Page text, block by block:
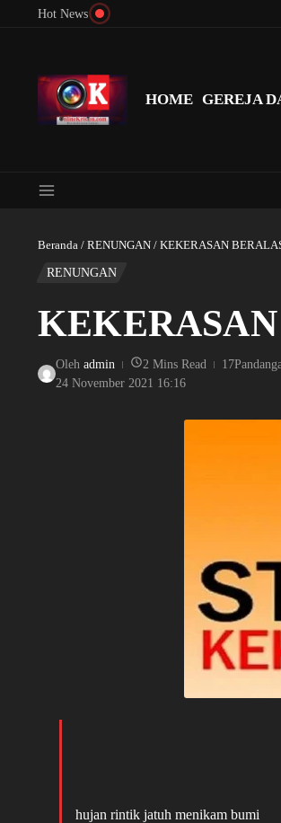
Lewati ke konten
Hot News
HOME GEREJA
Beranda / RENUNGAN / KEKERASAN
RENUNGAN
Oleh admin 2 Mins Read
24 November 2021 16:16
hujan rintik jatuh menikam bumi